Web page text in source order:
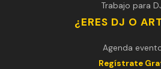
Trabajo para
¿ERES DJ O
Agenda
Regístrate